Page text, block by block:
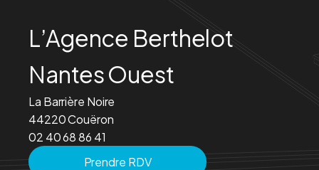
L’Agence Berthelot
Nantes Ouest
La Barrière Noire
44220 Couëron
02 40 68 86 41
Prendre RDV